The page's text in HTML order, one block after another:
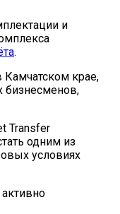
и
.
крае,
бизнесменов,
Transfer
одним из
условиях